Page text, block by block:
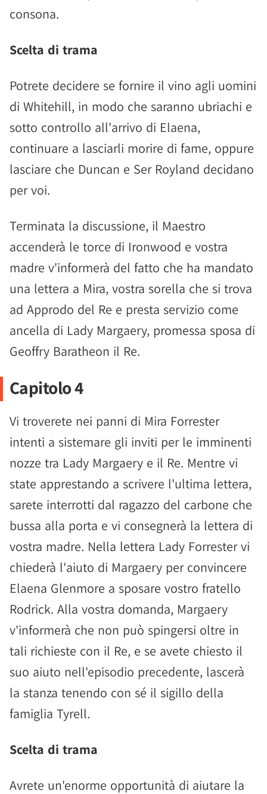
consona.
Scelta di trama
Potrete decidere se fornire il vino agli uomini
di Whitehill, in modo che saranno ubriachi e
sotto controllo all'arrivo di Elaena,
continuare a lasciarli morire di fame, oppure
lasciare che Duncan e Ser Royland decidano
per voi.
Terminata la discussione, il Maestro
accenderà le torce di Ironwood e vostra
madre v'informerà del fatto che ha mandato
una lettera a Mira, vostra sorella che si trova
ad Approdo del Re e presta servizio come
ancella di Lady Margaery, promessa sposa di
Geoffry Baratheon il Re.
Capitolo 4
Vi troverete nei panni di Mira Forrester
intenti a sistemare gli inviti per le imminenti
nozze tra Lady Margaery e il Re. Mentre vi
state apprestando a scrivere l'ultima lettera,
sarete interrotti dal ragazzo del carbone che
bussa alla porta e vi consegnerà la lettera di
vostra madre. Nella lettera Lady Forrester vi
chiederà l'aiuto di Margaery per convincere
Elaena Glenmore a sposare vostro fratello
Rodrick. Alla vostra domanda, Margaery
v'informerà che non può spingersi oltre in
tali richieste con il Re, e se avete chiesto il
suo aiuto nell'episodio precedente, lascerà
la stanza tenendo con sé il sigillo della
famiglia Tyrell.
Scelta di trama
Avrete un'enorme opportunità di aiutare la